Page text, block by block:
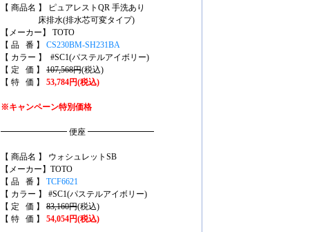
【 商品名 】 ピュアレストQR 手洗あり
床排水(排水芯可変タイプ)
【メーカー】 TOTO
【 品 番 】 CS230BM-SH231BA
【 カラー 】 #SC1(パステルアイボリー)
【 定 価 】 107,568円(税込)
【 特 価 】 53,784円(税込)
※キャンペーン特別価格
━━━━━━━━ 便座 ━━━━━━━━
【 商品名 】 ウォシュレットSB
【メーカー】TOTO
【 品 番 】 TCF6621
【 カラー 】 #SC1(パステルアイボリー)
【 定 価 】 83,160円(税込)
【 特 価 】 54,054円(税込)